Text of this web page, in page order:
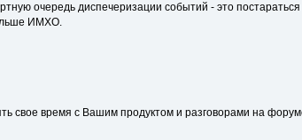
очередь диспечеризации событий - это
ИМХО.
свое время с Вашим продуктом и разговорами на